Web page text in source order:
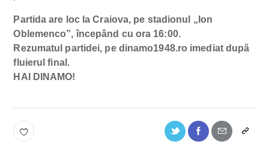
Partida are loc la Craiova, pe stadionul „Ion
Oblemenco”, începând cu ora 16:00.
Rezumatul partidei, pe dinamo1948.ro imediat după
fluierul final.
HAI DINAMO!